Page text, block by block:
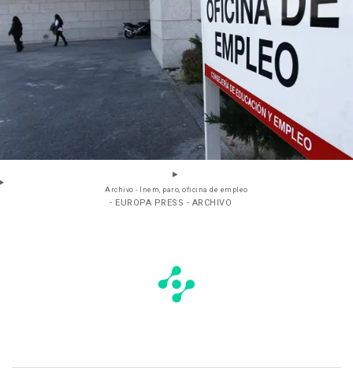
Archivo - Inem, paro, oficina de empleo
- EUROPA PRESS - ARCHIVO